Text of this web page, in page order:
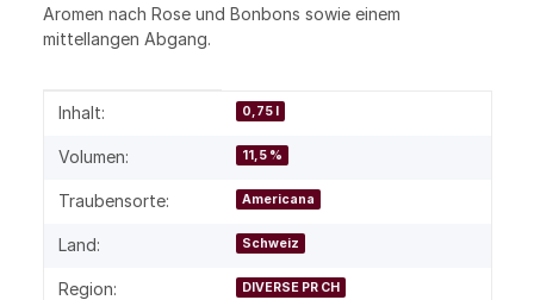
Aromen nach Rose und Bonbons sowie einem
mittellangen Abgang.
Produkteigenschaft
Wert
Inhalt: 0,75 l
Volumen: 11,5 %
Traubensorte: Americana
Land: Schweiz
Region: DIVERSE PR CH